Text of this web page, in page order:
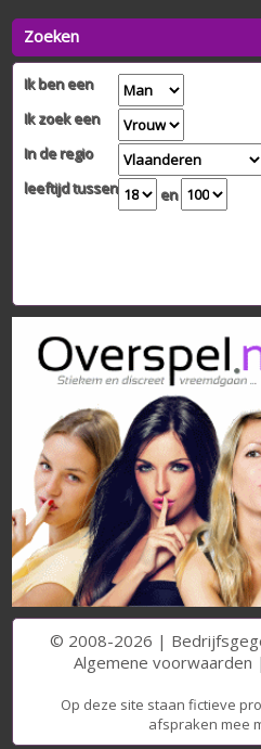
Zoeken
Ik ben een
Ik zoek een
In de regio
leeftijd tussen
en
© 2008-2026 |
Algemene voorwaarden |
Op deze site staan fictieve
afspraken mee